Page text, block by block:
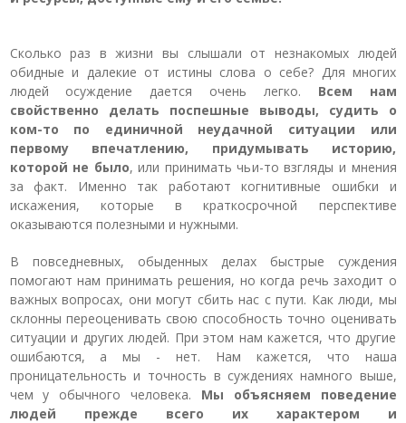
Сколько раз в жизни вы слышали от незнакомых людей
обидные и далекие от истины слова о себе? Для многих
людей осуждение дается очень легко. Всем нам
свойственно делать поспешные выводы, судить о
ком-то по единичной неудачной ситуации или
первому впечатлению, придумывать историю,
которой не было, или принимать чьи-то взгляды и мнения
за факт. Именно так работают когнитивные ошибки и
искажения, которые в краткосрочной перспективе
оказываются полезными и нужными.
В повседневных, обыденных делах быстрые суждения
помогают нам принимать решения, но когда речь заходит о
важных вопросах, они могут сбить нас с пути. Как люди, мы
склонны переоценивать свою способность точно оценивать
ситуации и других людей. При этом нам кажется, что другие
ошибаются, а мы - нет. Нам кажется, что наша
проницательность и точность в суждениях намного выше,
чем у обычного человека. Мы объясняем поведение
людей прежде всего их характером и